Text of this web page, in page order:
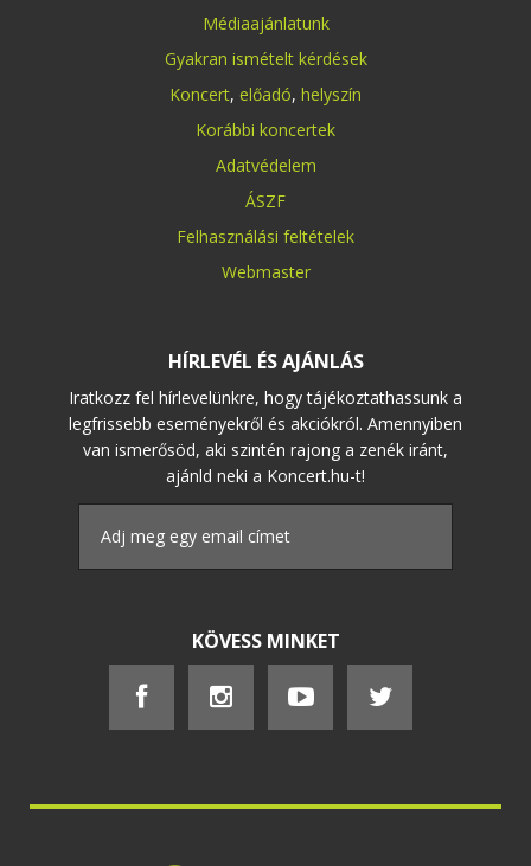
Médiaajánlatunk
Gyakran ismételt kérdések
Koncert, előadó, helyszín
Korábbi koncertek
Adatvédelem
ÁSZF
Felhasználási feltételek
Webmaster
HÍRLEVÉL ÉS AJÁNLÁS
Iratkozz fel hírlevelünkre, hogy tájékoztathassunk a
legfrissebb eseményekről és akciókról. Amennyiben
van ismerősöd, aki szintén rajong a zenék iránt,
ajánld neki a Koncert.hu-t!
KÖVESS MINKET